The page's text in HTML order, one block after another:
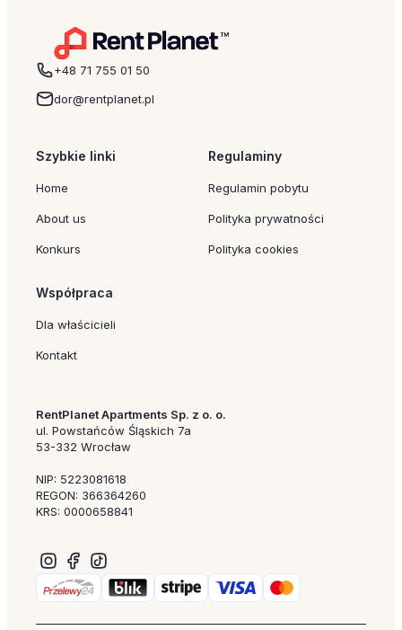
+48 71 755 01 50
dor@rentplanet.pl
Szybkie linki
Home
About us
Konkurs
Regulaminy
Regulamin pobytu
Polityka prywatności
Polityka cookies
Współpraca
Dla właścicieli
Kontakt
RentPlanet Apartments Sp. z o. o.
ul. Powstańców Śląskich 7a
53-332 Wrocław
NIP: 5223081618
REGON: 366364260
KRS: 0000658841